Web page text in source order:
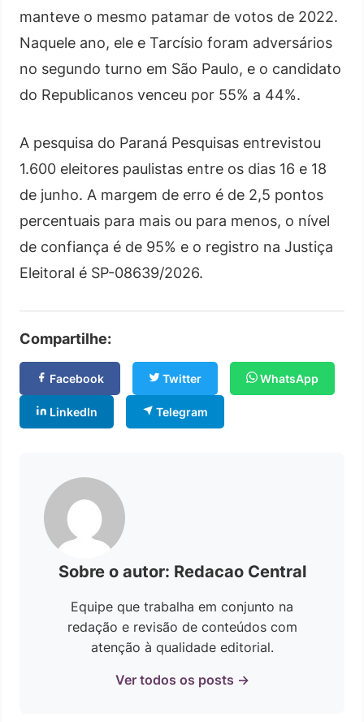
manteve o mesmo patamar de votos de 2022.
Naquele ano, ele e Tarcísio foram adversários
no segundo turno em São Paulo, e o candidato
do Republicanos venceu por 55% a 44%.
A pesquisa do Paraná Pesquisas entrevistou
1.600 eleitores paulistas entre os dias 16 e 18
de junho. A margem de erro é de 2,5 pontos
percentuais para mais ou para menos, o nível
de confiança é de 95% e o registro na Justiça
Eleitoral é SP-08639/2026.
Compartilhe:
Facebook Twitter WhatsApp
LinkedIn Telegram
Sobre o autor: Redacao Central
Equipe que trabalha em conjunto na
redação e revisão de conteúdos com
atenção à qualidade editorial.
Ver todos os posts →